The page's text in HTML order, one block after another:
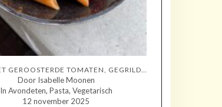
PASTA MET GEROOSTERDE TOMATEN, GEGRILDE COURGETTE EN MOZZARELLA
Door Isabelle Moonen
In Avondeten, Pasta, Vegetarisch
12 november 2025